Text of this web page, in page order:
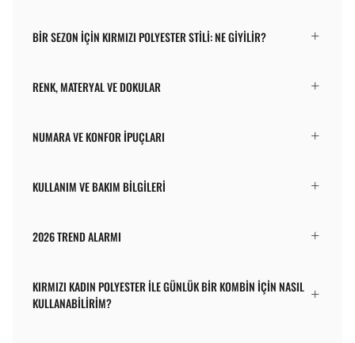
BIR SEZON İÇIN KIRMIZI POLYESTER STILI: NE GIYILIR?
RENK, MATERYAL VE DOKULAR
NUMARA VE KONFOR İPUÇLARI
KULLANIM VE BAKIM BILGILERI
2026 TREND ALARMI
KIRMIZI KADIN POLYESTER ILE GÜNLÜK BIR KOMBIN IÇIN NASIL
KULLANABILIRIM?